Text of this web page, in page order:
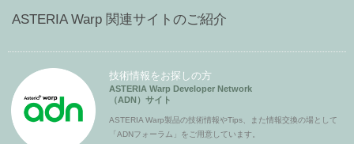
ASTERIA Warp 関連サイトのご紹介
技術情報をお探しの方
ASTERIA Warp Developer Network
（ADN）サイト
ASTERIA Warp製品の技術情報やTips、また情報交換の場として
「ADNフォーラム」をご用意しています。